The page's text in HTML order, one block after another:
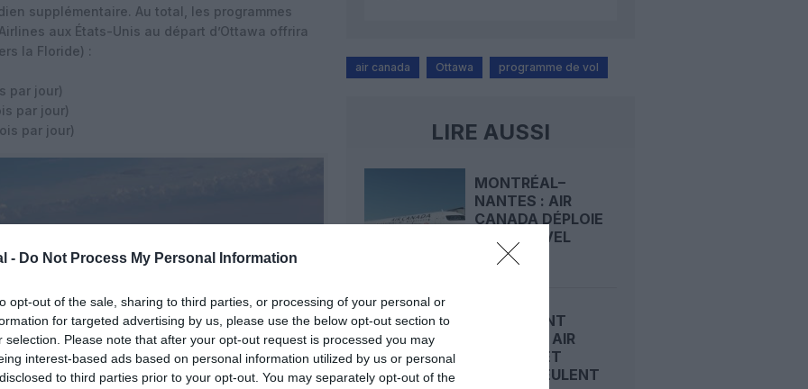
- Do Not Process My Personal Information
opt-out of the sale, sharing to third parties, or processing of your personal or
for targeted advertising by us, please use the below opt-out section to
selection. Please note that after your opt-out request is processed you may
interest-based ads based on personal information utilized by us or personal
to third parties prior to your opt-out. You may separately opt-out of the
supplémentaire. Au total, les programmes
aux États-Unis au départ d’Ottawa offrira
la Floride) :
par jour)
par jour)
par jour)
air canada Ottawa programme de vol
LIRE AUSSI
MONTRÉAL–
NANTES : AIR
CANADA DÉPLOIE
SON NOUVEL
A321XLR...
CARBURANT
DURABLE : AIR
CANADA ET
AIRBUS VEULENT